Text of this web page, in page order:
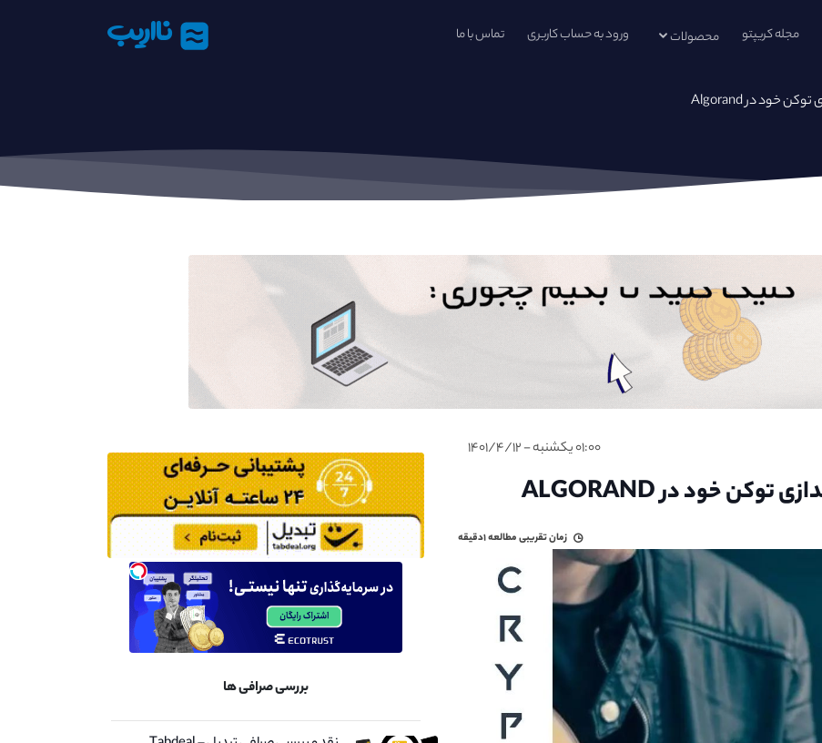
مجله کریپتو محصولات ورود به حساب کاربری تماس با ما نااریب
۰۱:۰۰ یکشنبه - ۱۴۰۱/۴/۱۲
زمان تقریبی مطالعه۱دقیقه
بررسی صرافی ها